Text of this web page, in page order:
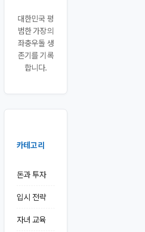
대한민국 평
범한 가장의
좌충우돌 생
존기를 기록
합니다.
카테고리
돈과 투자
입시 전략
자녀 교육